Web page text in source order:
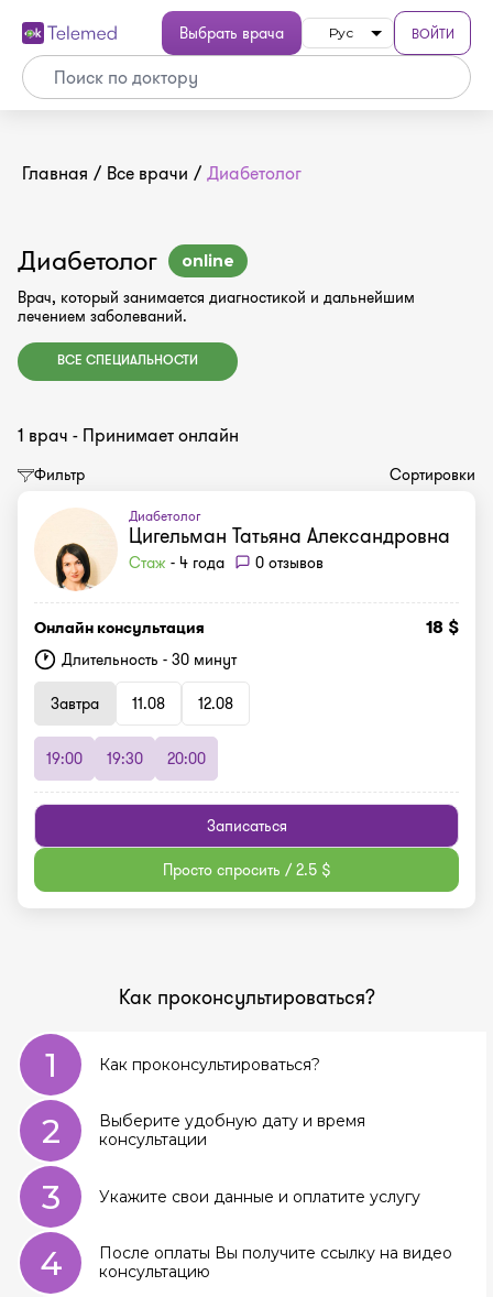
Выбрать врача Рус ВОЙТИ
Главная / Все врачи / Диабетолог
Диабетолог online
Врач, который занимается диагностикой и дальнейшим
лечением заболеваний.
ВСЕ СПЕЦИАЛЬНОСТИ
1 врач - Принимает онлайн
Фильтр Сортировки
Диабетолог
Цигельман Татьяна Александровна
Стаж - 4 года 0 отзывов
Онлайн консультация 18 $
Длительность - 30 минут
Завтра
11.08 12.08
19:00 19:30 20:00
Записаться
Просто спросить / 2.5 $
Как проконсультироваться?
1 Как проконсультироваться?
2
Выберите удобную дату и время
консультации
3 Укажите свои данные и оплатите услугу
4
После оплаты Вы получите ссылку на видео
консультацию